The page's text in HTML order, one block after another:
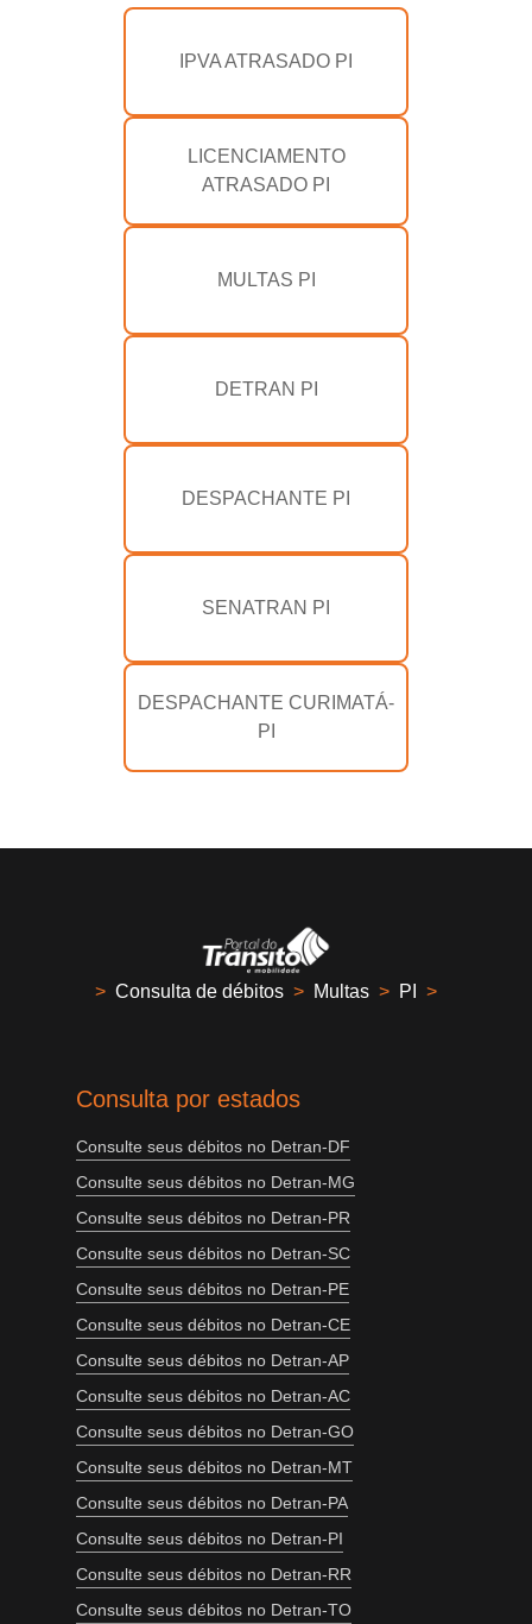
IPVA ATRASADO PI
LICENCIAMENTO
ATRASADO PI
MULTAS PI
DETRAN PI
DESPACHANTE PI
SENATRAN PI
DESPACHANTE CURIMATÁ-
PI
> Consulta de débitos > Multas > PI >
Consulta por estados
Consulte seus débitos no Detran-DF
Consulte seus débitos no Detran-MG
Consulte seus débitos no Detran-PR
Consulte seus débitos no Detran-SC
Consulte seus débitos no Detran-PE
Consulte seus débitos no Detran-CE
Consulte seus débitos no Detran-AP
Consulte seus débitos no Detran-AC
Consulte seus débitos no Detran-GO
Consulte seus débitos no Detran-MT
Consulte seus débitos no Detran-PA
Consulte seus débitos no Detran-PI
Consulte seus débitos no Detran-RR
Consulte seus débitos no Detran-TO